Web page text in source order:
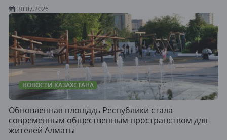
30.07.2026
НОВОСТИ КАЗАХСТАНА
Обновленная площадь Республики стала
современным общественным пространством для
жителей Алматы